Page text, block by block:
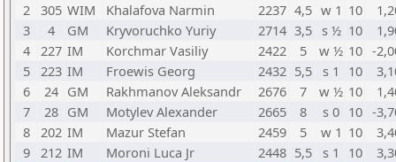
2 305 WIM Khalafova Narmin 2237 4,5 w 1 10
3
4 GM Kryvoruchko Yuriy 2714 3,5 s ½ 10
4 227 IM Korchmar Vasiliy 2422 5 w ½ 10 -
5 223 IM Froewis Georg 2432 5,5 s 1 10
6
24 GM Rakhmanov Aleksandr 2676 7 w ½ 10
7
28 GM Motylev Alexander 2665 8 s 0 10 -
8 202 IM Mazur Stefan 2459 5 w 1 10
9 212 IM Moroni Luca Jr 2448 5,5 s 1 10